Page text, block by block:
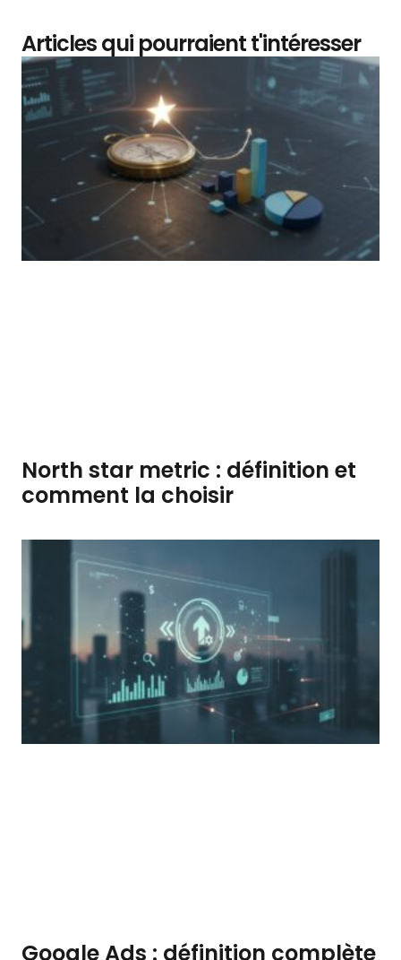
Articles qui pourraient t'intéresser
North star metric : définition et
comment la choisir
Google Ads : définition complète